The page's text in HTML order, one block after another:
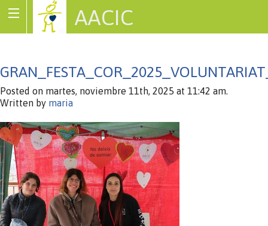
AACIC
Posted on martes, noviembre 11th, 2025 at 11:42 am.
Written by maria